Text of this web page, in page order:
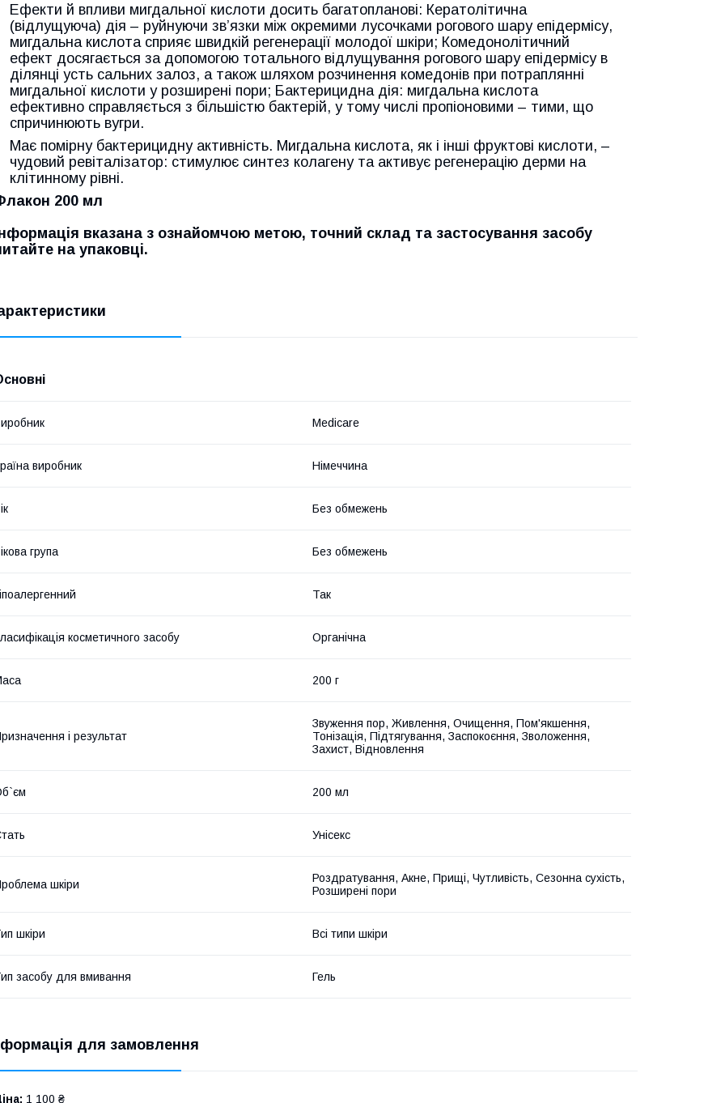
Ефекти й впливи мигдальної кислоти досить багатопланові: Кератолітична
(відлущуюча) дія – руйнуючи зв’язки між окремими лусочками рогового шару епідермісу,
мигдальна кислота сприяє швидкій регенерації молодої шкіри; Комедонолітичний
ефект досягається за допомогою тотального відлущування рогового шару епідермісу в
ділянці усть сальних залоз, а також шляхом розчинення комедонів при потраплянні
мигдальної кислоти у розширені пори; Бактерицидна дія: мигдальна кислота
ефективно справляється з більшістю бактерій, у тому числі пропіоновими – тими, що
спричинюють вугри.
Має помірну бактерицидну активність. Мигдальна кислота, як і інші фруктові кислоти, –
чудовий ревіталізатор: стимулює синтез колагену та активує регенерацію дерми на
клітинному рівні.
200 мл
вказана з ознайомчою метою, точний склад та застосування засобу
на упаковці.
Medicare
виробник Німеччина
Без обмежень
група Без обмежень
Так
косметичного засобу Органічна
200 г
і результат
Звуження пор, Живлення, Очищення, Пом'якшення,
Тонізація, Підтягування, Заспокоєння, Зволоження,
Захист, Відновлення
200 мл
Унісекс
шкіри
Роздратування, Акне, Прищі, Чутливість, Сезонна сухість,
Розширені пори
шкіри Всі типи шкіри
засобу для вмивання Гель
для замовлення
1 100 ₴